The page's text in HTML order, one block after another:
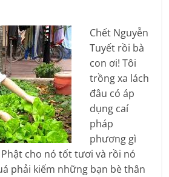
Chết Nguyễn
Tuyết rồi bà
con ơi! Tôi
trồng xa lách
đâu có áp
dụng caí
pháp
phương gì
cho nó tốt tươi và rồi nó
phải kiếm những bạn bè thân